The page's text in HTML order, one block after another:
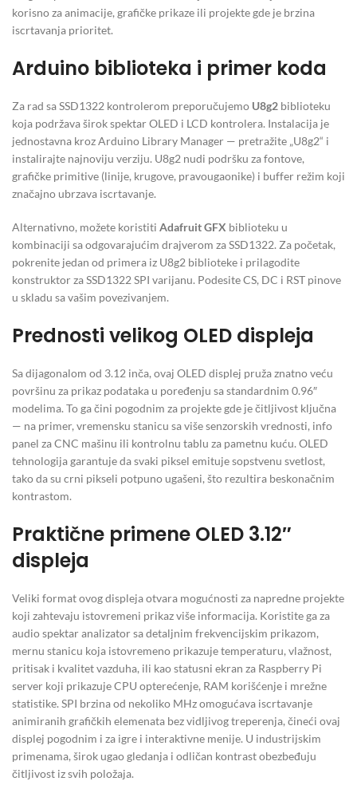
korisno za animacije, grafičke prikaze ili projekte gde je brzina
iscrtavanja prioritet.
Arduino biblioteka i primer koda
Za rad sa SSD1322 kontrolerom preporučujemo U8g2 biblioteku
koja podržava širok spektar OLED i LCD kontrolera. Instalacija je
jednostavna kroz Arduino Library Manager — pretražite „U8g2“ i
instalirajte najnoviju verziju. U8g2 nudi podršku za fontove,
grafičke primitive (linije, krugove, pravougaonike) i buffer režim koji
značajno ubrzava iscrtavanje.
Alternativno, možete koristiti Adafruit GFX biblioteku u
kombinaciji sa odgovarajućim drajverom za SSD1322. Za početak,
pokrenite jedan od primera iz U8g2 biblioteke i prilagodite
konstruktor za SSD1322 SPI varijanu. Podesite CS, DC i RST pinove
u skladu sa vašim povezivanjem.
Prednosti velikog OLED displeja
Sa dijagonalom od 3.12 inča, ovaj OLED displej pruža znatno veću
površinu za prikaz podataka u poređenju sa standardnim 0.96″
modelima. To ga čini pogodnim za projekte gde je čitljivost ključna
— na primer, vremensku stanicu sa više senzorskih vrednosti, info
panel za CNC mašinu ili kontrolnu tablu za pametnu kuću. OLED
tehnologija garantuje da svaki piksel emituje sopstvenu svetlost,
tako da su crni pikseli potpuno ugašeni, što rezultira beskonačnim
kontrastom.
Praktične primene OLED 3.12″
displeja
Veliki format ovog displeja otvara mogućnosti za napredne projekte
koji zahtevaju istovremeni prikaz više informacija. Koristite ga za
audio spektar analizator sa detaljnim frekvencijskim prikazom,
mernu stanicu koja istovremeno prikazuje temperaturu, vlažnost,
pritisak i kvalitet vazduha, ili kao statusni ekran za Raspberry Pi
server koji prikazuje CPU opterećenje, RAM korišćenje i mrežne
statistike. SPI brzina od nekoliko MHz omogućava iscrtavanje
animiranih grafičkih elemenata bez vidljivog treperenja, čineći ovaj
displej pogodnim i za igre i interaktivne menije. U industrijskim
primenama, širok ugao gledanja i odličan kontrast obezbeđuju
čitljivost iz svih položaja.